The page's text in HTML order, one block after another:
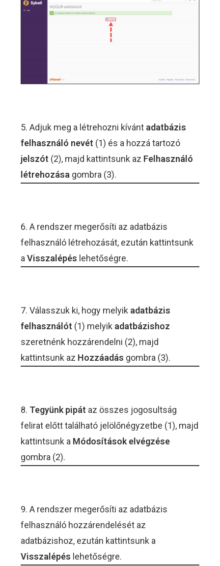
5. Adjuk meg a létrehozni kívánt adatbázis
felhasználó nevét (1) és a hozzá tartozó
jelszót (2), majd kattintsunk az Felhasználó
létrehozása gombra (3).
6. A rendszer megerősíti az adatbázis
felhasználó létrehozását, ezután kattintsunk
a Visszalépés lehetőségre.
7. Válasszuk ki, hogy melyik adatbázis
felhasználót (1) melyik adatbázishoz
szeretnénk hozzárendelni (2), majd
kattintsunk az Hozzáadás gombra (3).
8. Tegyünk pipát az összes jogosultság
felirat előtt található jelölőnégyzetbe (1), majd
kattintsunk a Módosítások elvégzése
gombra (2).
9. A rendszer megerősíti az adatbázis
felhasználó hozzárendelését az
adatbázishoz, ezután kattintsunk a
Visszalépés lehetőségre.